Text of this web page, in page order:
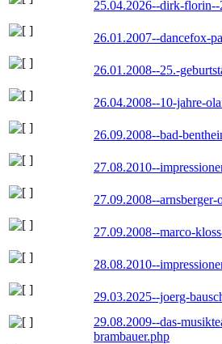
25.04.2026--dirk-florin--
26.01.2007--dancefox-
26.01.2008--25.-
26.04.2008--10-jahre-
26.09.2008--bad-
27.08.2010--
27.09.2008--arnsberger-
27.09.2008--marco-
28.08.2010--
29.03.2025--joerg-
29.08.2009--das-
brambauer.php